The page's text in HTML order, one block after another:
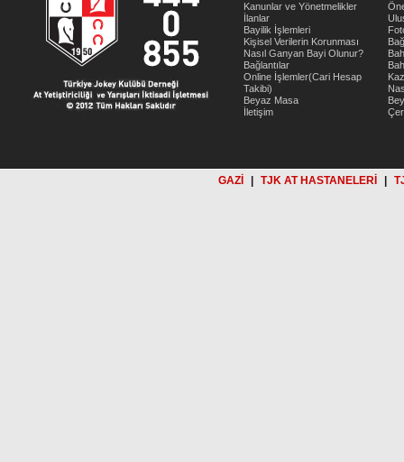
Kanunlar ve Yönetmelikler
İlanlar
Bayilik İşlemleri
Kişisel Verilerin Korunması
Nasıl Ganyan Bayi Olunur?
Bağlantılar
Online İşlemler(Cari Hesap
Takibi)
Beyaz Masa
İletişim
GAZİ TJK AT HASTANELERİ